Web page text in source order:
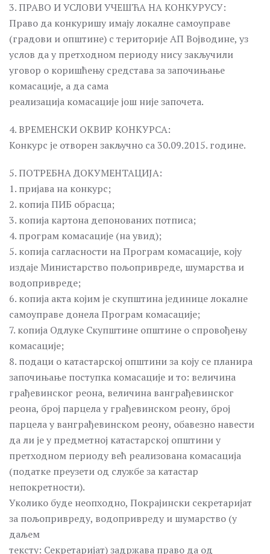
3. ПРАВО И УСЛОВИ УЧЕШЋА НА КОНКУРУСУ:
Право да конкуришу имају локалне самоуправе
(градови и општине) с територије АП Војводине, уз
услов да у претходном периоду нису закључили
уговор о коришћењу средстава за започињање
комасације, а да сама
реализација комасације још није започета.
4. ВРЕМЕНСКИ ОКВИР КОНКУРСА:
Конкурс је отворен закључно са 30.09.2015. године.
5. ПОТРЕБНА ДОКУМЕНТАЦИЈА:
1. пријава на конкурс;
2. копија ПИБ oбрасца;
3. копија картона депонованих потписа;
4. програм комасације (на увид);
5. копија сагласности на Програм комасације, коју
издаје Министарство пољопривреде, шумарства и
водопривреде;
6. копија акта којим је скупштина јединице локалне
самоуправе донела Програм комасације;
7. копија Одлуке Скупштине општине о спровођењу
комасације;
8. подаци о катастарској општини за коју се планира
започињање поступка комасације и то: величина
грађевинског реона, величина ванграђевинског
реона, број парцела у грађевинском реону, број
парцела у ванграђевинском реону, обавезно навести
да ли је у предметној катастарској општини у
претходном периоду већ реализована комасација
(податке преузети од службе за катастар
непокретности).
Уколико буде неопходно, Покрајински секретаријат
за пољопривреду, водопривреду и шумарство (у
даљем
тексту: Секретаријат) задржава право да од